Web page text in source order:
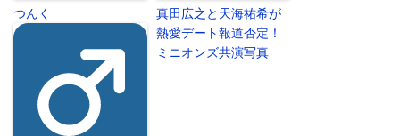
つんく
真田広之と天海祐希が
熱愛デート報道否定！
ミニオンズ共演写真